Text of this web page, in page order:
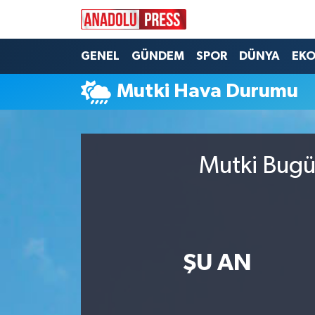
GENEL GÜNDEM SPOR DÜNYA
Mutki Hava Durumu
Mutki
ŞU AN
Nöbetçi Eczaneler
Hava Durumu